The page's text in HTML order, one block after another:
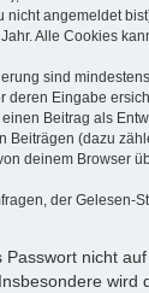
angemeldet
Alle Cookies
sind
deren Eingabe
Beitrag als
(dazu
deinem Browser
der Gelesen-
nicht
wird